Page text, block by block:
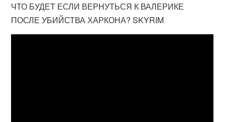
ЧТО БУДЕТ ЕСЛИ ВЕРНУТЬСЯ К ВАЛЕРИКЕ
ПОСЛЕ УБИЙСТВА ХАРКОНА? SKYRIM